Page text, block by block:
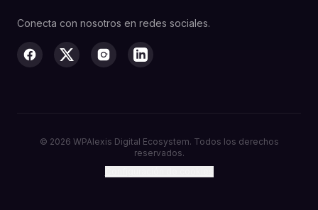
Conecta con nosotros en redes sociales.
© 2026 WPAlexis Digital Ecosystem. Todos los derechos
reservados.